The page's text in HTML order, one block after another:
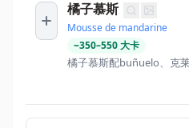
橘子慕斯
Mousse de mandarine
~350–550大卡
橘子慕斯配buñuelo、克